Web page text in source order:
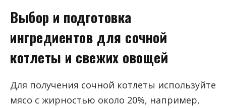
Выбор и подготовка
ингредиентов для сочной
котлеты и свежих овощей
Для получения сочной котлеты используйте
мясо с жирностью около 20%, например,